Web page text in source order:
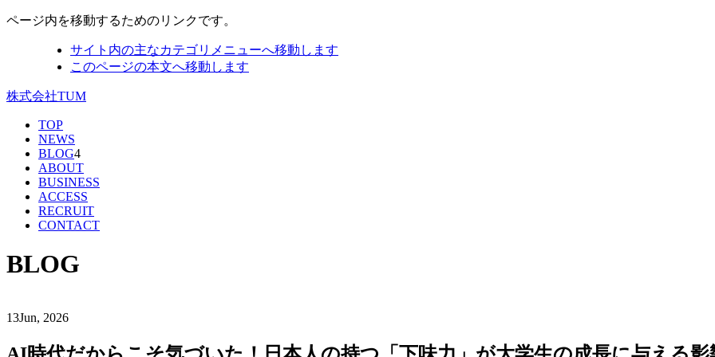
ページ内を移動するためのリンクです。
サイト内の主なカテゴリメニューへ移動します
このページの本文へ移動します
株式会社TUM
TOP
NEWS
BLOG4
ABOUT
BUSINESS
ACCESS
RECRUIT
CONTACT
BLOG
13Jun, 2026